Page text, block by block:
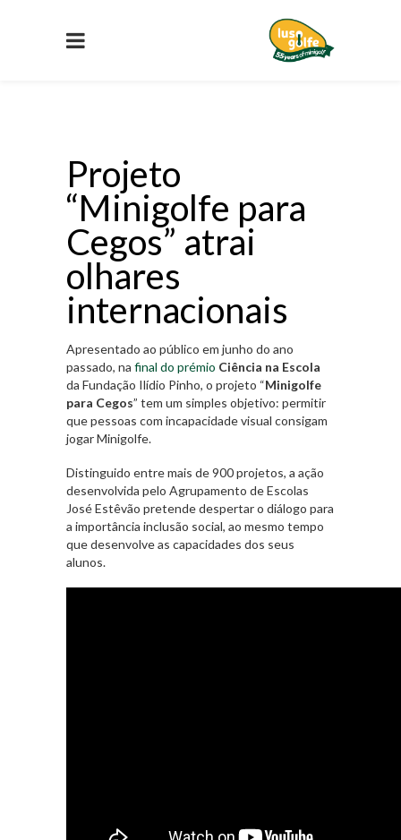
Projeto
“Minigolfe para
Cegos” atrai
olhares
internacionais
Apresentado ao público em junho do ano
passado, na final do prémio Ciência na Escola
da Fundação Ilídio Pinho, o projeto “Minigolfe
para Cegos” tem um simples objetivo: permitir
que pessoas com incapacidade visual consigam
jogar Minigolfe.
Distinguido entre mais de 900 projetos, a ação
desenvolvida pelo Agrupamento de Escolas
José Estêvão pretende despertar o diálogo para
a importância inclusão social, ao mesmo tempo
que desenvolve as capacidades dos seus
alunos.